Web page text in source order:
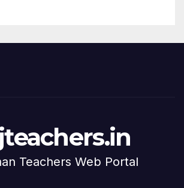
Teachers Web Portal